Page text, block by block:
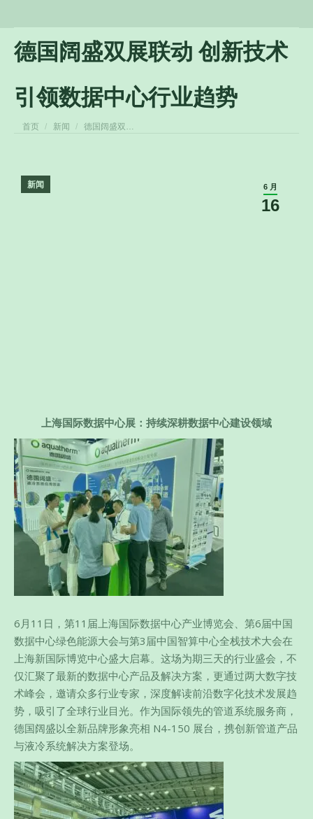
德国阔盛双展联动 创新技术
引领数据中心行业趋势
您在这里：
首页 新闻 德国阔盛双…
6 月
16
新闻
上海国际数据中心展：持续深耕数据中心建设领域
6月11日，第11届上海国际数据中心产业博览会、第6届中国
数据中心绿色能源大会与第3届中国智算中心全栈技术大会在
上海新国际博览中心盛大启幕。这场为期三天的行业盛会，不
仅汇聚了最新的数据中心产品及解决方案，更通过两大数字技
术峰会，邀请众多行业专家，深度解读前沿数字化技术发展趋
势，吸引了全球行业目光。作为国际领先的管道系统服务商，
德国阔盛以全新品牌形象亮相 N4-150 展台，携创新管道产品
与液冷系统解决方案登场。​